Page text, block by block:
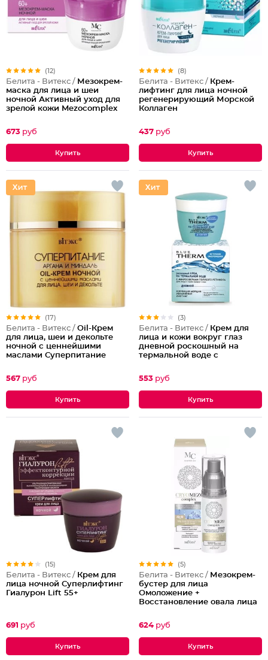
(12)
Белита - Витекс / Мезокрем-
маска для лица и шеи
ночной Активный уход для
зрелой кожи Mezocomplex
673 руб
(8)
Белита - Витекс / Крем-
лифтинг для лица ночной
регенерирующий Морской
Коллаген
437 руб
(17)
Белита - Витекс / Oil-Крем
для лица, шеи и декольте
ночной с ценнейшими
маслами Суперпитание
567 руб
(3)
Белита - Витекс / Крем для
лица и кожи вокруг глаз
дневной роскошный на
термальной воде с
ретинола Blue Therm
553 руб
(15)
Белита - Витекс / Крем для
лица ночной Суперлифтинг
Гиалурон Lift 55+
691 руб
(5)
Белита - Витекс / Мезокрем-
бустер для лица
Омоложение +
Восстановление овала лица
624 руб